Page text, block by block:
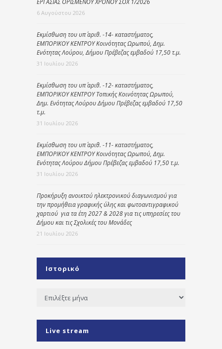
6 Αυγούστου 2026
Εκμίσθωση του υπ΄ αριθ. -14- καταστήματος,
ΕΜΠΟΡΙΚΟΥ ΚΕΝΤΡΟΥ Κοινότητας Ωρωπού, Δημ.
Ενότητας Λούρου, Δήμου Πρέβεζας εμβαδού 17,50 τ.μ.
31 Ιουλίου 2026
Εκμίσθωση του υπ΄ αριθ. -12- καταστήματος,
ΕΜΠΟΡΙΚΟΥ ΚΕΝΤΡΟΥ Τοπικής Κοινότητας Ωρωπού,
Δημ. Ενότητας Λούρου Δήμου Πρέβεζας εμβαδού 17,50
τ.μ.
31 Ιουλίου 2026
Εκμίσθωση του υπ΄ αριθ. -11- καταστήματος,
ΕΜΠΟΡΙΚΟΥ ΚΕΝΤΡΟΥ Κοινότητας Ωρωπού, Δημ.
Ενότητας Λούρου Δήμου Πρέβεζας εμβαδού 17,50 τ.μ.
31 Ιουλίου 2026
Προκήρυξη ανοικτού ηλεκτρονικού διαγωνισμού για
την προμήθεια γραφικής ύλης και φωτοαντιγραφικού
χαρτιού για τα έτη 2027 & 2028 για τις υπηρεσίες του
Δήμου και τις Σχολικές του Μονάδες
21 Ιουλίου 2026
Ιστορικό
Ιστορικό
Live stream